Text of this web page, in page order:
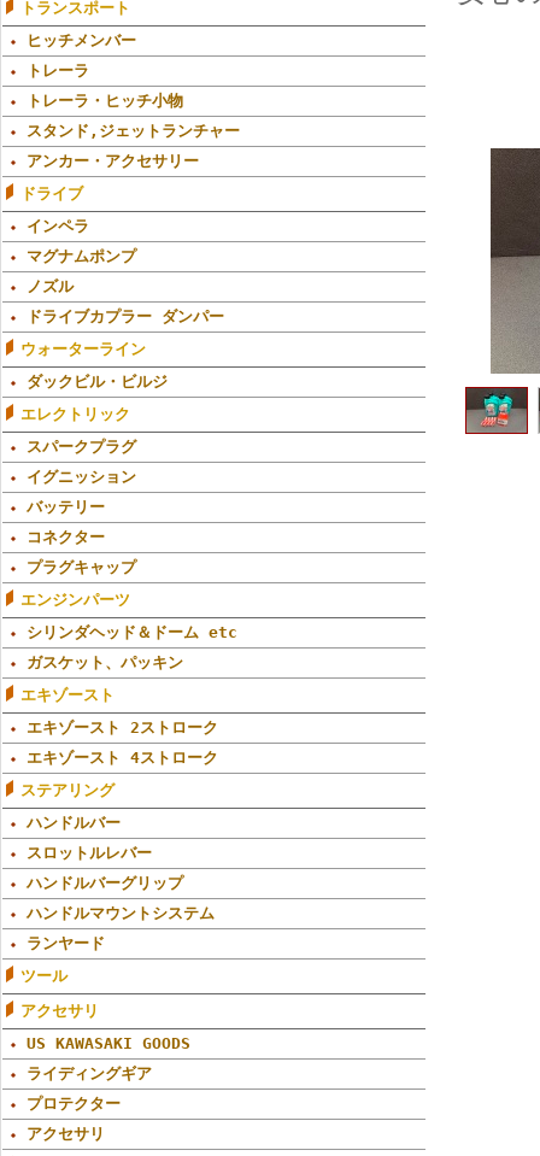
トランスポート
ヒッチメンバー
トレーラ
トレーラ・ヒッチ小物
スタンド,ジェットランチャー
アンカー・アクセサリー
ドライブ
インペラ
マグナムポンプ
ノズル
ドライブカプラー ダンパー
ウォーターライン
ダックビル・ビルジ
エレクトリック
スパークプラグ
イグニッション
バッテリー
コネクター
プラグキャップ
エンジンパーツ
シリンダヘッド＆ドーム etc
ガスケット、パッキン
エキゾースト
エキゾースト 2ストローク
エキゾースト 4ストローク
ステアリング
ハンドルバー
スロットルレバー
ハンドルバーグリップ
ハンドルマウントシステム
ランヤード
ツール
アクセサリ
US KAWASAKI GOODS
ライディングギア
プロテクター
アクセサリ